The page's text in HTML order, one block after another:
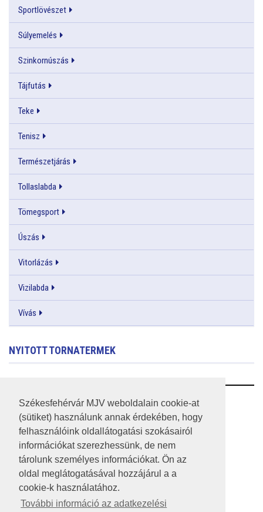
Székesfehérvár MJV weboldalain cookie-at
(sütiket) használunk annak érdekében, hogy
felhasználóink oldallátogatási szokásairól
információkat szerezhessünk, de nem
tárolunk személyes információkat. Ön az
oldal meglátogatásával hozzájárul a a
cookie-k használatához.
További információ az adatkezelési
Sportlövészet
Súlyemelés
Szinkornúszás
Tájfutás
Teke
Tenisz
Természetjárás
Tollaslabda
Tömegsport
Úszás
Vitorlázás
Vizilabda
Vívás
NYITOTT TORNATERMEK
RSS
A HONLAP 2017.03.31-I ÁLLAPOTA
JOGI NYILATKOZAT
IMPRESSZUM